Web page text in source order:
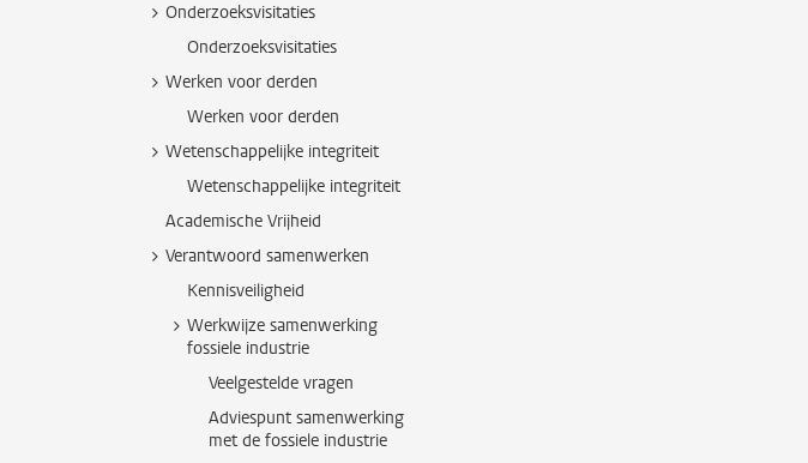
Onderzoeksvisitaties
Onderzoeksvisitaties
Werken voor derden
Werken voor derden
Wetenschappelijke integriteit
Wetenschappelijke integriteit
Academische Vrijheid
Verantwoord samenwerken
Kennisveiligheid
Werkwijze samenwerking
fossiele industrie
Veelgestelde vragen
Adviespunt samenwerking
met de fossiele industrie